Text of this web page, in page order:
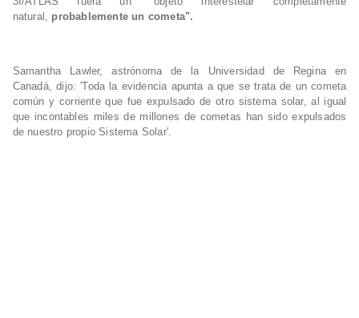
natural, probablemente un cometa".
Samantha Lawler, astrónoma de la Universidad de Regina en
Canadá, dijo: 'Toda la evidencia apunta a que se trata de un cometa
común y corriente que fue expulsado de otro sistema solar, al igual
que incontables miles de millones de cometas han sido expulsados
de nuestro propio Sistema Solar'.